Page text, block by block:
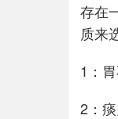
存在
质来
1：
2：